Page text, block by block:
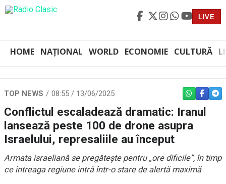
LIVE
HOME NAȚIONAL WORLD ECONOMIE CULTURĂ
TOP NEWS 08:55 / 13/06/2025 WHATSAPP
Conflictul escaladează dramatic: Iranul
lansează peste 100 de drone asupra
Israelului, represaliile au început
Armata israeliană se pregătește pentru „ore dificile”, în timp
ce întreaga regiune intră într-o stare de alertă maximă